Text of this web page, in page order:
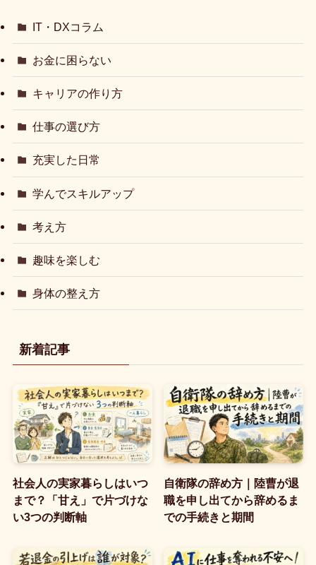
IT・DXコラム
お金に困らない
キャリアの作り方
仕事の選び方
充実した日常
学んでスキルアップ
考え方
趣味を楽しむ
身体の整え方
新着記事
社会人の実家暮らしはいつ
まで？「甘え」で片づけな
い3つの判断軸
自衛隊の辞め方｜陸曹が退
職を申し出てから辞めるま
での手続きと期間